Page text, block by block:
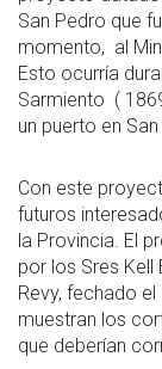
San Pedro que
momento, al
Esto ocurría
Sarmiento (
un puerto en
Con este
futuros
la Provincia. El
por los Sres Kell
Revy, fechado
muestran los
que deberían